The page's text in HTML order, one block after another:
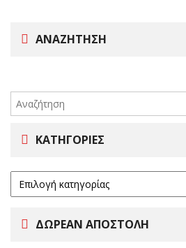
ΑΝΑΖΉΤΗΣΗ
for:
ΚΑΤΗΓΟΡΊΕΣ
ΔΩΡΕΑΝ ΑΠΟΣΤΟΛΗ